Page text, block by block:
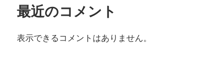
最近のコメント
表示できるコメントはありません。